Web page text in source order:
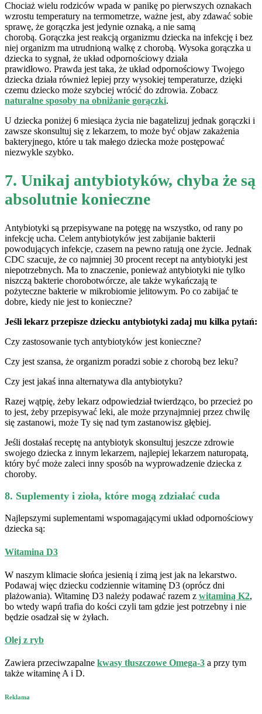
Chociaż wielu rodziców wpada w panikę po pierwszych oznakach
wzrostu temperatury na termometrze, ważne jest, aby zdawać sobie
sprawę, że gorączka jest jedynie oznaką, a nie samą
chorobą. Gorączka jest reakcją organizmu dziecka na infekcję i bez
niej organizm ma utrudnioną walkę z chorobą. Wysoka gorączka u
dziecka to sygnał, że układ odpornościowy działa
prawidłowo. Prawda jest taka, że ​​układ odpornościowy Twojego
dziecka działa również lepiej przy wysokiej temperaturze, dzięki
czemu dziecko może szybciej wrócić do zdrowia. Zobacz
naturalne sposoby na obniżanie gorączki.
U dziecka poniżej 6 miesiąca życia nie bagatelizuj jednak gorączki i
zawsze skonsultuj się z lekarzem, to może być objaw zakażenia
bakteryjnego, które u tak małego dziecka może postępować
niezwykle szybko.
7. Unikaj antybiotyków, chyba że są
absolutnie konieczne
Antybiotyki są przepisywane na potęgę na wszystko, od rany po
infekcję ucha. Celem antybiotyków jest zabijanie bakterii
powodujących infekcje, czasem na pewno ratują one życie. Jednak
CDC szacuje, że co najmniej 30 procent recept na antybiotyki jest
niepotrzebnych. Ma to znaczenie, ponieważ antybiotyki nie tylko
niszczą bakterie chorobotwórcze, ale także wykańczają te
pożyteczne bakterie w mikrobiomie jelitowym. Po co zabijać te
dobre, kiedy nie jest to konieczne?
Jeśli lekarz przepisze dziecku antybiotyki zadaj mu kilka pytań:
Czy zastosowanie tych antybiotyków jest konieczne?
Czy jest szansa, że organizm poradzi sobie z chorobą bez leku?
Czy jest jakaś inna alternatywa dla antybiotyku?
Razej wątpię, żeby lekarz odpowiedział twierdząco, bo przecież po
to jest, żeby przepisywać leki, ale może przynajmniej przez chwilę
się zastanowi, może Ty się nad tym zastanowisz głębiej.
Jeśli dostałaś receptę na antybiotyk skonsultuj jeszcze zdrowie
swojego dziecka z innym lekarzem, najlepiej lekarzem naturopatą,
który być może zaleci inny sposób na wyprowadzenie dziecka z
choroby.
8. Suplementy i zioła, które mogą zdziałać cuda
Najlepszymi suplementami wspomagającymi układ odpornościowy
dziecka są:
Witamina D3
W naszym klimacie słońca jesienią i zimą jest jak na lekarstwo.
Podawaj więc dziecku codziennie witaminę D3 (oprócz dni
plażowania). Witaminę D3 należy podawać razem z witaminą K2,
bo wtedy wapń trafia do kości czyli tam gdzie jest potrzebny i nie
będzie osadzał się w żyłach.
Olej z ryb
Zawiera przeciwzapalne kwasy tłuszczowe Omega-3 a przy tym
także witaminę A i D.
Reklama